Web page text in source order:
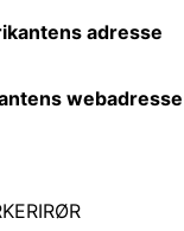
adresse
webadresse